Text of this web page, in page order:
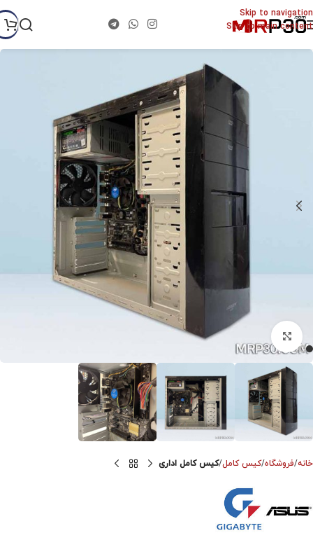
Skip to navigation
Skip to main content
برای بزرگنمایی کلیک کنید
خانه فروشگاه کیس کامل کیس کامل اداری